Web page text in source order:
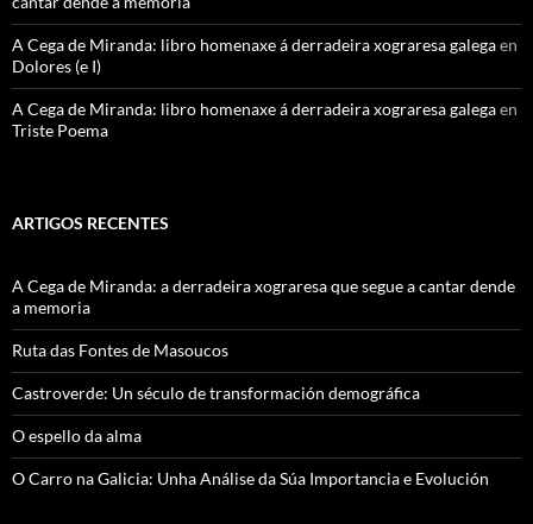
A Cega de Miranda: libro homenaxe á derradeira xograresa galegaen
Dolores (e I)
A Cega de Miranda: libro homenaxe á derradeira xograresa galegaen
Triste Poema
ARTIGOS RECENTES
A Cega de Miranda: a derradeira xograresa que segue a cantar dende
a memoria
Ruta das Fontes de Masoucos
Castroverde: Un século de transformación demográfica
O espello da alma
O Carro na Galicia: Unha Análise da Súa Importancia e Evolución